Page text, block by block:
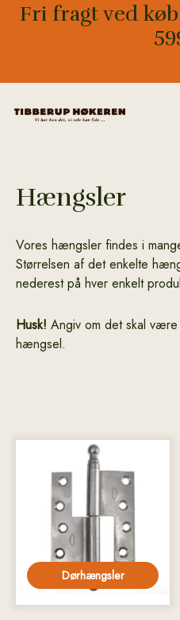
Fri fragt ved
Hængsler
Vores hængsler findes i
Størrelsen af det enkelte
nederest på hver enkelt
Husk! Angiv om det skal
hængsel.
Dørhængsler